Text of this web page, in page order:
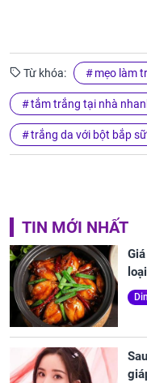
Từ khóa: mẹo làm
tắm trắng tại nhà
trắng da với bột bắp
TIN MỚI NHẤT